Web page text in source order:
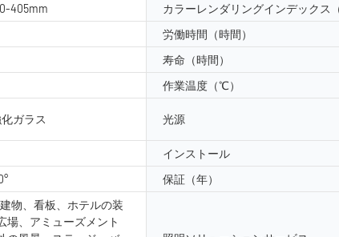
405mm カラーレンダリングインデックス（
労働時間（時間）
寿命（時間）
作業温度（℃）
ガラス 光源
インストール
保証（年）
物、看板、ホテルの装
場、アミューズメント